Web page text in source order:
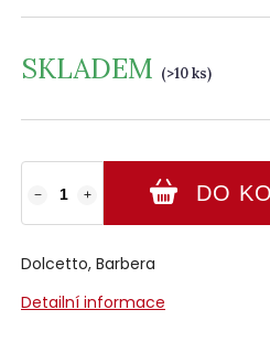
SKLADEM (>10 ks)
+
− DO
Dolcetto, Barbera
Detailní informace